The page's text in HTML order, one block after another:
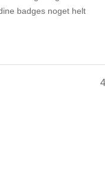
badges noget helt